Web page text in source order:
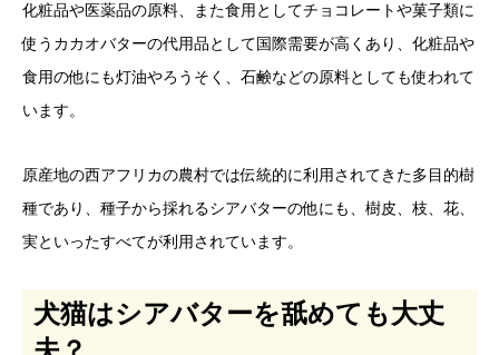
化粧品や医薬品の原料、また食用としてチョコレートや菓子類に
使うカカオバターの代用品として国際需要が高くあり、化粧品や
食用の他にも灯油やろうそく、石鹸などの原料としても使われて
います。
原産地の西アフリカの農村では伝統的に利用されてきた多目的樹
種であり、種子から採れるシアバターの他にも、樹皮、枝、花、
実といったすべてが利用されています。
犬猫はシアバターを舐めても大丈